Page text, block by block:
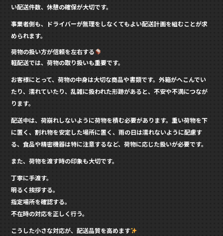
い配送件数、休憩の確保が大切です。
事業者側も、ドライバーが無理をしなくてもよい配送計画を組むことが求
められます。
荷物の扱い方が信頼を左右する
軽配送では、荷物の取り扱いも重要です。
お客様にとって、荷物の中身は大切な商品や書類です。外箱がへこんでい
たり、濡れていたり、乱雑に扱われた形跡があると、不安や不満につなが
ります。
配送中は、荷崩れしないように荷物を積む必要があります。重い荷物を下
に置く、割れ物を安定した場所に置く、雨の日は濡れないように配慮す
る、食品や精密機器は特に注意するなど、荷物に応じた扱いが必要です。
また、荷物を渡す時の印象も大切です。
丁寧に手渡す。
明るく挨拶する。
指定場所を確認する。
不在時の対応を正しく行う。
こうした小さな対応が、配送品質を高めます